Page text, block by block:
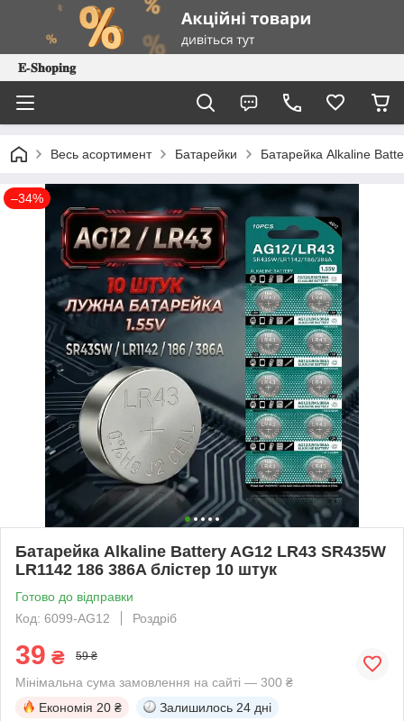
𝐄-𝐒𝐡𝐨𝐩𝐢𝐧𝐠
Весь асортимент Батарейки Батарейка Alkaline
–34%
Батарейка Alkaline Battery AG12 LR43 SR435W
LR1142 186 386A блістер 10 штук
Готово до відправки
Код: 6099-AG12
Роздріб
39 ₴ 59 ₴
Мінімальна сума замовлення на сайті — 300 ₴
Економія 20 ₴ Залишилось 24 дні